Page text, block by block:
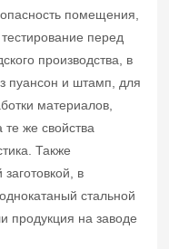
помещения,
перед
производства, в
пуансон и штамп, для
материалов,
же свойства
Также
в
стальной
продукция на заводе